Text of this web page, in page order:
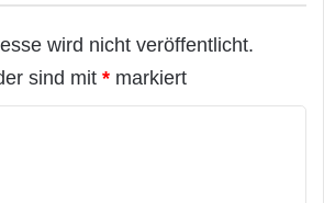
wird nicht veröffentlicht.
sind mit * markiert